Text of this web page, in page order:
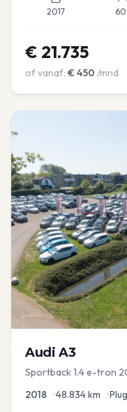
2017
€ 21.735
of vanaf: € 450 /mnd
Audi A3
Sportback 1.4 e-tron
2018 •48.834km •